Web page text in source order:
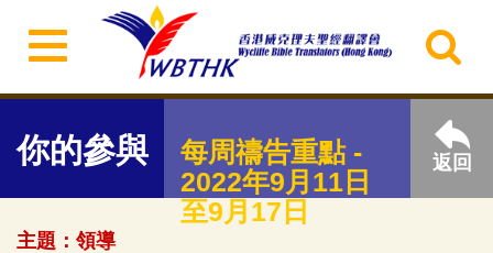
你的參與
每周禱告重點 -
2022年9月11日
至9月17日
返回
主題：領導